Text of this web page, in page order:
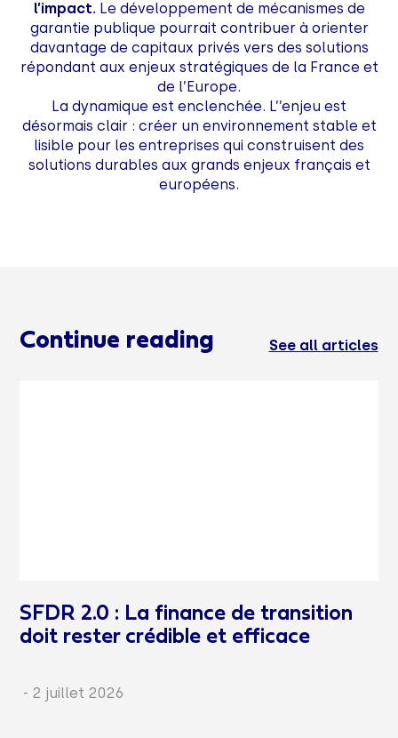
l’impact. Le développement de mécanismes de
garantie publique pourrait contribuer à orienter
davantage de capitaux privés vers des solutions
répondant aux enjeux stratégiques de la France et
de l’Europe.
La dynamique est enclenchée. L’’enjeu est
désormais clair : créer un environnement stable et
lisible pour les entreprises qui construisent des
solutions durables aux grands enjeux français et
européens.
Continue reading See all articles
SFDR 2.0 : La finance de transition
doit rester crédible et efficace
- 2 juillet 2026